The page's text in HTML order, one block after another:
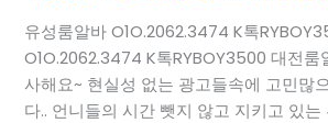
유성룸알바 O1O.2062.3474 K톡
O1O.2062.3474 K톡RYBOY3500 대전
사해요~ 현실성 없는 광고들속에 고민많
다.. 언니들의 시간 뺏지 않고 지키고 있